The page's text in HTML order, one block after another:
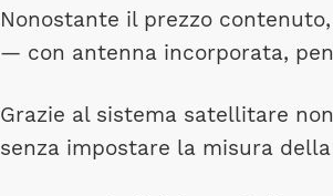
Nonostante il prezzo contenuto,
— con antenna incorporata,
Grazie al sistema satellitare
senza impostare la misura